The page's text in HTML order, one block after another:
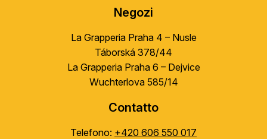
r
i
l
o
r
Negozi
La Grapperia Praha 4 – Nusle
Táborská 378/44
La Grapperia Praha 6 – Dejvice
Wuchterlova 585/14
Contatto
Telefono: +420 606 550 017